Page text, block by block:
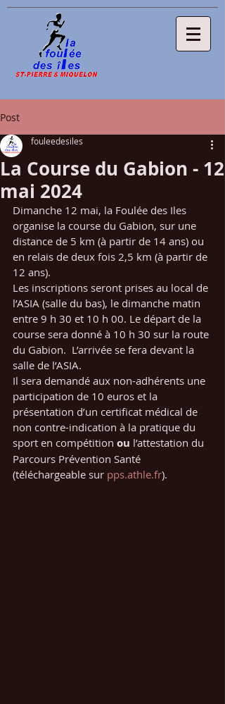
Post
La Course du Gabion - 12
mai 2024
fouleedesiles
Dimanche 12 mai, la Foulée des Iles
organise la course du Gabion, sur une
distance de 5 km (à partir de 14 ans) ou
en relais de deux fois 2,5 km (à partir de
12 ans).
Les inscriptions seront prises au local de
l’ASIA (salle du bas), le dimanche matin
entre 9 h 30 et 10 h 00. Le départ de la
course sera donné à 10 h 30 sur la route
du Gabion.  L’arrivée se fera devant la
salle de l’ASIA.
Il sera demandé aux non-adhérents une
participation de 10 euros et la
présentation d’un certificat médical de
non contre-indication à la pratique du
sport en compétition ou l’attestation du
Parcours Prévention Santé
(téléchargeable sur pps.athle.fr).